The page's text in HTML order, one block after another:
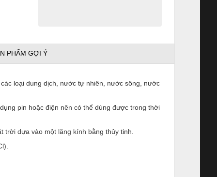
PHẨM GỢI Ý
loại dung dịch, nước tự nhiên, nước sông, nước
pin hoặc điện nên có thể dùng được trong thời
dựa vào một lăng kính bằng thủy tinh.